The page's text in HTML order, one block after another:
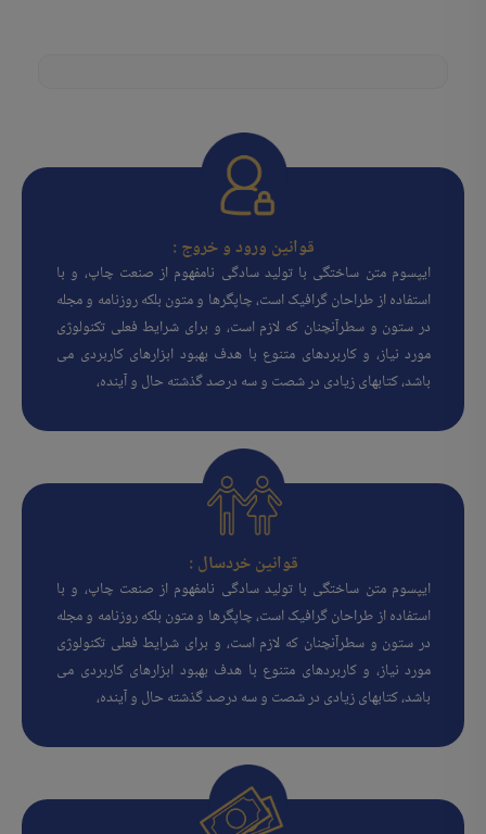
قوانین ورود و خروج :
ایپسوم متن ساختگی با تولید سادگی نامفهوم از صنعت چاپ، و با
استفاده از طراحان گرافیک است، چاپگرها و متون بلکه روزنامه و مجله
در ستون و سطرآنچنان که لازم است، و برای شرایط فعلی تکنولوژی
مورد نیاز، و کاربردهای متنوع با هدف بهبود ابزارهای کاربردی می
باشد، کتابهای زیادی در شصت و سه درصد گذشته حال و آینده،
قوانین خردسال :
ایپسوم متن ساختگی با تولید سادگی نامفهوم از صنعت چاپ، و با
استفاده از طراحان گرافیک است، چاپگرها و متون بلکه روزنامه و مجله
در ستون و سطرآنچنان که لازم است، و برای شرایط فعلی تکنولوژی
مورد نیاز، و کاربردهای متنوع با هدف بهبود ابزارهای کاربردی می
باشد، کتابهای زیادی در شصت و سه درصد گذشته حال و آینده،